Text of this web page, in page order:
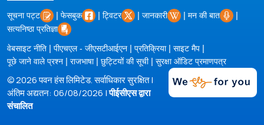
सूचना पट्ट | फेसबुक | ट्विटर | जानकारी | मन की बात |
सत्यनिष्ठा प्रतिज्ञा
वेबसाइट नीति | पीएचएल - जीएसटीआईएन | प्रतिक्रिया| साइट मैप |
पूछे जाने वाले प्रश्न | राजभाषा| छुट्टियों की सूची| सुरक्षा ऑडिट प्रमाणपत्र
© 2026 पवन हंस लिमिटेड. सर्वाधिकार सुरक्षित |
अंतिम अद्यतन: 06/08/2026 |पीईसीएस द्वारा
संचालित